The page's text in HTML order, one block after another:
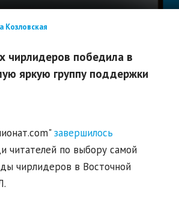
Козловская
чирлидеров победила в
яркую группу поддержки
завершилось
читателей по выбору самой
чирлидеров в Восточной